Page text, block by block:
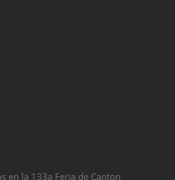
en la 133a Feria de Canton